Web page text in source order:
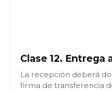
Clase 12. Entrega
La recepción deberá
firma de transferencia